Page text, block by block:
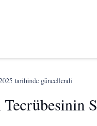
tarihinde güncellendi